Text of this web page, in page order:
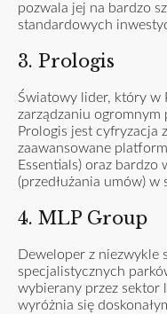
pozwala jej na bardzo
standardowych
3. Prologis
Światowy lider, który w
zarządzaniu
Prologis jest cyfryzacja
zaawansowane
Essentials) oraz
(przedłużania umów)
4. MLP Group
Deweloper z niezwykle
specjalistycznych
wybierany przez sektor
wyróżnia się